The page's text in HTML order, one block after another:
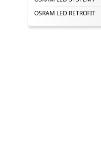
OSRAM LED RETROFIT